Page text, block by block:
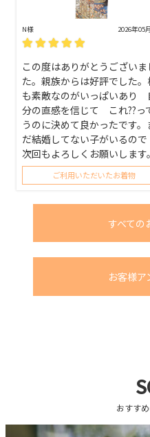
N様 2026年05
この度はありがとうございま
た。親族からは好評でした。
も素敵なのがいっぱいあり
分の直感を信じて これ??っ
うのに決めて良かったです。
だ結婚してない子がいるので
次回もよろしくお願いします。
ご利用いただいたお着物
すべての
お客様
おすす